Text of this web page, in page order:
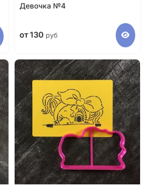
Девочка №4
от 130 руб